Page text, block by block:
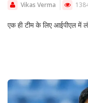
Vikas Verma
एक ही टीम के लिए आईपीएल में